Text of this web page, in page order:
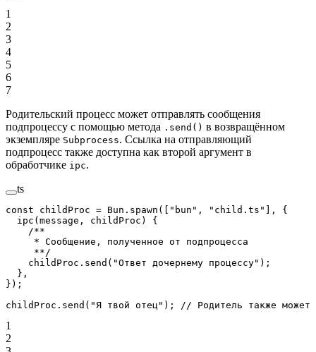
1
2
3
4
5
6
7
Родительский процесс может отправлять сообщения
подпроцессу с помощью метода .send() в возвращённом
экземпляре Subprocess. Ссылка на отправляющий
подпроцесс также доступна как второй аргумент в
обработчике ipc.
ts
const childProc = Bun. spawn ([ "bun" , "child.ts"
], {
  ipc
( message , childProc ) {
    /**
     * Сообщение, полученное от подпроцесса
     **/
    childProc.
send ( "Ответ дочернему процессу" );
  },
});
childProc. send ( "Я твой отец" ); // Родитель также может
1
2